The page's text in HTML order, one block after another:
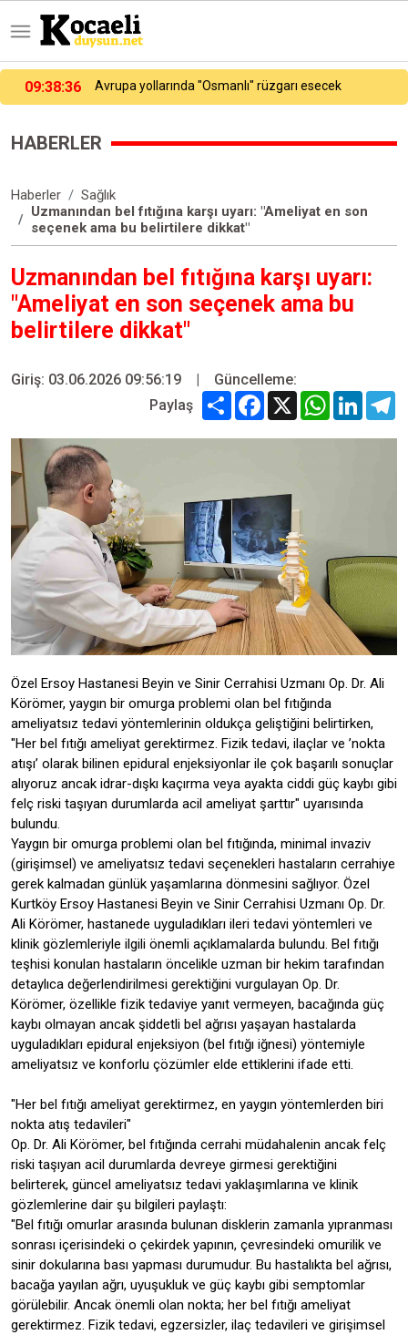
06:00:43 Sultanbeyli’de alışveriş merkezinde korkutan yangın
HABERLER
Haberler
Sağlık
Uzmanından bel fıtığına karşı uyarı: "Ameliyat en son
seçenek ama bu belirtilere dikkat"
Uzmanından bel fıtığına karşı uyarı:
"Ameliyat en son seçenek ama bu
belirtilere dikkat"
Giriş: 03.06.2026 09:56:19 |
Güncelleme:
Paylaş
Share Facebook
X WhatsApp
Özel Ersoy Hastanesi Beyin ve Sinir Cerrahisi Uzmanı Op. Dr. Ali
Körömer, yaygın bir omurga problemi olan bel fıtığında
ameliyatsız tedavi yöntemlerinin oldukça geliştiğini belirtirken,
"Her bel fıtığı ameliyat gerektirmez. Fizik tedavi, ilaçlar ve ’nokta
atışı’ olarak bilinen epidural enjeksiyonlar ile çok başarılı sonuçlar
alıyoruz ancak idrar-dışkı kaçırma veya ayakta ciddi güç kaybı gibi
felç riski taşıyan durumlarda acil ameliyat şarttır" uyarısında
bulundu.
Yaygın bir omurga problemi olan bel fıtığında, minimal invaziv
(girişimsel) ve ameliyatsız tedavi seçenekleri hastaların cerrahiye
gerek kalmadan günlük yaşamlarına dönmesini sağlıyor. Özel
Kurtköy Ersoy Hastanesi Beyin ve Sinir Cerrahisi Uzmanı Op. Dr.
Ali Körömer, hastanede uyguladıkları ileri tedavi yöntemleri ve
klinik gözlemleriyle ilgili önemli açıklamalarda bulundu. Bel fıtığı
teşhisi konulan hastaların öncelikle uzman bir hekim tarafından
detaylıca değerlendirilmesi gerektiğini vurgulayan Op. Dr.
Körömer, özellikle fizik tedaviye yanıt vermeyen, bacağında güç
kaybı olmayan ancak şiddetli bel ağrısı yaşayan hastalarda
uyguladıkları epidural enjeksiyon (bel fıtığı iğnesi) yöntemiyle
ameliyatsız ve konforlu çözümler elde ettiklerini ifade etti.
"Her bel fıtığı ameliyat gerektirmez, en yaygın yöntemlerden biri
nokta atış tedavileri"
Op. Dr. Ali Körömer, bel fıtığında cerrahi müdahalenin ancak felç
riski taşıyan acil durumlarda devreye girmesi gerektiğini
belirterek, güncel ameliyatsız tedavi yaklaşımlarına ve klinik
gözlemlerine dair şu bilgileri paylaştı:
"Bel fıtığı omurlar arasında bulunan disklerin zamanla yıpranması
sonrası içerisindeki o çekirdek yapının, çevresindeki omurilik ve
sinir dokularına bası yapması durumudur. Bu hastalıkta bel ağrısı,
bacağa yayılan ağrı, uyuşukluk ve güç kaybı gibi semptomlar
görülebilir. Ancak önemli olan nokta; her bel fıtığı ameliyat
gerektirmez. Fizik tedavi, egzersizler, ilaç tedavileri ve girişimsel